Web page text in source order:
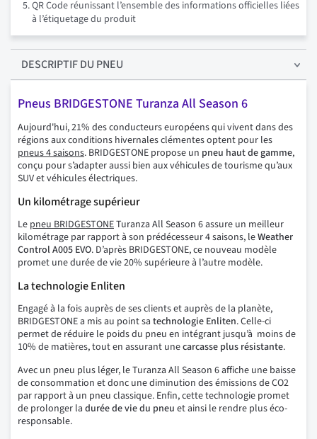
QR Code réunissant l’ensemble des informations officielles liées
à l’étiquetage du produit
DESCRIPTIFDU PNEU
Pneus BRIDGESTONE Turanza All Season 6
Aujourd'hui, 21% des conducteurs européens qui vivent dans des
régions aux conditions hivernales clémentes optent pour les
pneus 4 saisons. BRIDGESTONE propose un pneu haut de gamme,
conçu pour s’adapter aussi bien aux véhicules de tourisme qu’aux
SUV et véhicules électriques.
Un kilométrage supérieur
Le pneu BRIDGESTONETuranza All Season 6 assure un meilleur
kilométrage par rapport à son prédécesseur 4 saisons, leWeather
Control A005 EVO. D’après BRIDGESTONE, ce nouveau modèle
promet une durée de vie 20% supérieure à l’autre modèle.
La technologie Enliten
Engagé à la fois auprès de ses clients et auprès de la planète,
BRIDGESTONE a mis au point sa technologie Enliten. Celle-ci
permet de réduire le poids du pneu en intégrant jusqu’à moins de
10% de matières, tout en assurant unecarcasse plus résistante.
Avec un pneu plus léger, le Turanza All Season 6 affiche une baisse
de consommation et donc une diminution des émissions de CO2
par rapport à un pneu classique. Enfin, cette technologie promet
de prolonger la durée de vie du pneu et ainsi le rendre plus éco-
responsable.